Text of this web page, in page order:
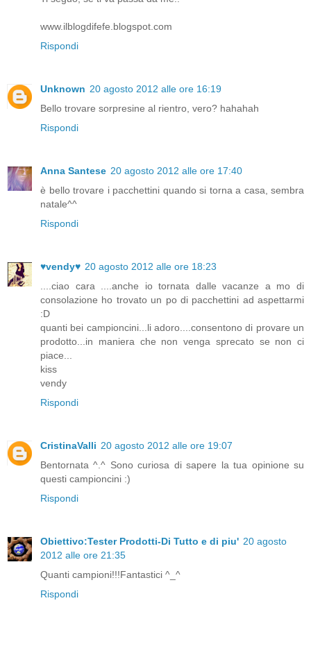
www.ilblogdifefe.blogspot.com
Rispondi
Unknown 20 agosto 2012 alle ore 16:19
Bello trovare sorpresine al rientro, vero? hahahah
Rispondi
Anna Santese 20 agosto 2012 alle ore 17:40
è bello trovare i pacchettini quando si torna a casa, sembra
natale^^
Rispondi
♥vendy♥ 20 agosto 2012 alle ore 18:23
....ciao cara ....anche io tornata dalle vacanze a mo di
consolazione ho trovato un po di pacchettini ad aspettarmi
:D
quanti bei campioncini...li adoro....consentono di provare un
prodotto...in maniera che non venga sprecato se non ci
piace...
kiss
vendy
Rispondi
CristinaValli 20 agosto 2012 alle ore 19:07
Bentornata ^.^ Sono curiosa di sapere la tua opinione su
questi campioncini :)
Rispondi
Obiettivo:Tester Prodotti-Di Tutto e di piu' 20 agosto
2012 alle ore 21:35
Quanti campioni!!!Fantastici ^_^
Rispondi